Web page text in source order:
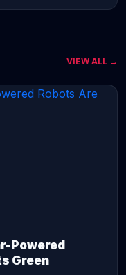
VIEW ALL →
Powered
Green